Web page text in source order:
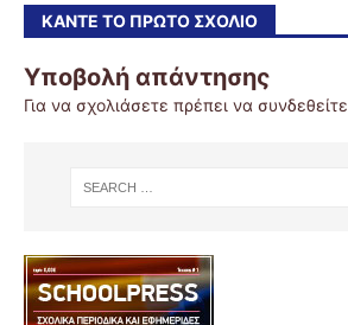
ΚΆΝΤΕ ΤΟ ΠΡΏΤΟ ΣΧΌΛΙΟ
Υποβολή απάντησης
Για να σχολιάσετε πρέπει να συνδεθείτε